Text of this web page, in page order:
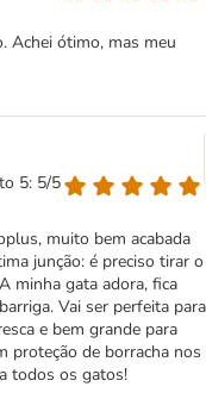
Achei ótimo, mas meu
5: 5/5
muito bem acabada
junção: é preciso tirar o
minha gata adora, fica
Vai ser perfeita para
e bem grande para
proteção de borracha nos
todos os gatos!